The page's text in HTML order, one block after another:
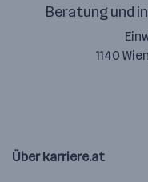
Beratung und
1140 Wien
Über karriere.at